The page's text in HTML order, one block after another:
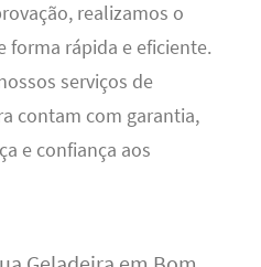
realizamos o
forma rápida e eficiente.
serviços de
contam com garantia,
e confiança aos